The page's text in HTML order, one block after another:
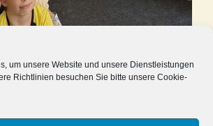
um unsere Website und unsere Dienstleistungen
Richtlinien besuchen Sie bitte unsere Cookie-